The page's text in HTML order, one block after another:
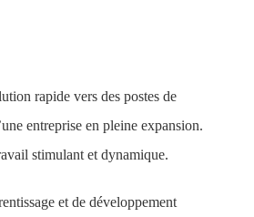
rapide vers des postes de
entreprise en pleine expansion.
stimulant et dynamique.
et de développement